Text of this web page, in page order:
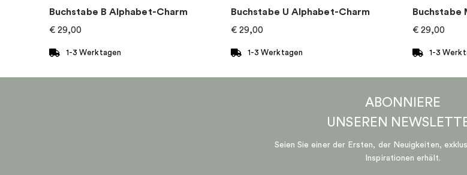
Kategorie : Halsketten
Buchstabe B Alphabet-Charm
€ 29,00
1-3 Werktagen
Buchstabe U Alphabet-Charm
€ 29,00
1-3 Werktagen
Buchstabe
€ 29,00
1-3
ABONNIERE
UNSEREN
Seien Sie einer der Ersten, der Neuigkeiten,
Inspirationen erhält.